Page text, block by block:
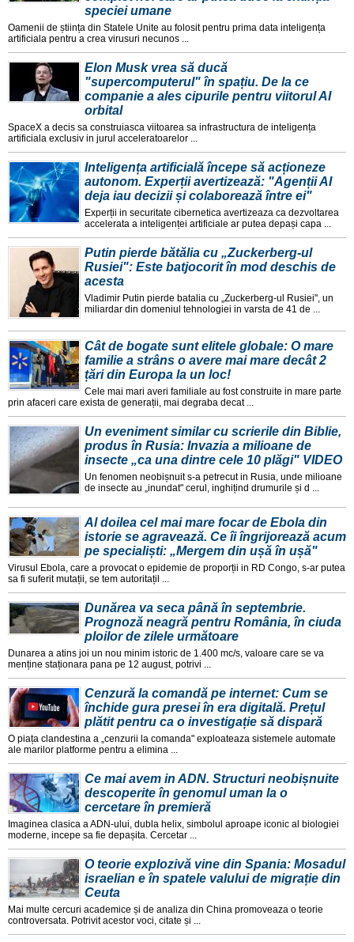
speciei umane
Oamenii de știința din Statele Unite au folosit pentru prima data inteligența
artificiala pentru a crea virusuri necunos ...
Elon Musk vrea să ducă
"supercomputerul" în spațiu. De la ce
companie a ales cipurile pentru viitorul AI
orbital
SpaceX a decis sa construiasca viitoarea sa infrastructura de inteligența
artificiala exclusiv in jurul acceleratoarelor ...
Inteligența artificială începe să acționeze
autonom. Experții avertizează: "Agenții AI
deja iau decizii și colaborează între ei"
Experții in securitate cibernetica avertizeaza ca dezvoltarea
accelerata a inteligenței artificiale ar putea depași capa ...
Putin pierde bătălia cu „Zuckerberg-ul
Rusiei": Este batjocorit în mod deschis de
acesta
Vladimir Putin pierde batalia cu „Zuckerberg-ul Rusiei", un
miliardar din domeniul tehnologiei in varsta de 41 de ...
Cât de bogate sunt elitele globale: O mare
familie a strâns o avere mai mare decât 2
țări din Europa la un loc!
Cele mai mari averi familiale au fost construite in mare parte
prin afaceri care exista de generații, mai degraba decat ...
Un eveniment similar cu scrierile din Biblie,
produs în Rusia: Invazia a milioane de
insecte „ca una dintre cele 10 plăgi" VIDEO
Un fenomen neobișnuit s-a petrecut in Rusia, unde milioane
de insecte au „inundat" cerul, inghițind drumurile și d ...
Al doilea cel mai mare focar de Ebola din
istorie se agravează. Ce îi îngrijorează acum
pe specialiști: „Mergem din ușă în ușă"
Virusul Ebola, care a provocat o epidemie de proporții in RD Congo, s-ar putea
sa fi suferit mutații, se tem autoritațil ...
Dunărea va seca până în septembrie.
Prognoză neagră pentru România, în ciuda
ploilor de zilele următoare
Dunarea a atins joi un nou minim istoric de 1.400 mc/s, valoare care se va
menține staționara pana pe 12 august, potrivi ...
Cenzură la comandă pe internet: Cum se
închide gura presei în era digitală. Prețul
plătit pentru ca o investigație să dispară
O piața clandestina a „cenzurii la comanda" exploateaza sistemele automate
ale marilor platforme pentru a elimina ...
Ce mai avem in ADN. Structuri neobișnuite
descoperite în genomul uman la o
cercetare în premieră
Imaginea clasica a ADN-ului, dubla helix, simbolul aproape iconic al biologiei
moderne, incepe sa fie depașita. Cercetar ...
O teorie explozivă vine din Spania: Mosadul
israelian e în spatele valului de migrație din
Ceuta
Mai multe cercuri academice și de analiza din China promoveaza o teorie
controversata. Potrivit acestor voci, citate și ...